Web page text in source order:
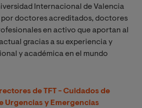
Internacional de Valencia
por doctores acreditados, doctores
en activo que aportan al
gracias a su experiencia y
y académica en el mundo
de TFT - Cuidados de
Urgencias y Emergencias